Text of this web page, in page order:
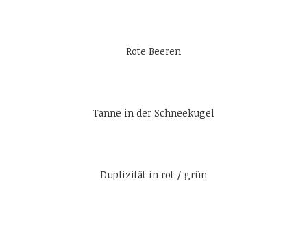
Rote Beeren
Tanne in der Schneekugel
Duplizität in rot / grün